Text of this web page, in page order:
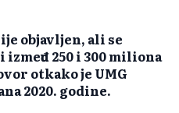
objavljen, ali se
250 i 300 miliona
otkako je UMG
2020. godine.